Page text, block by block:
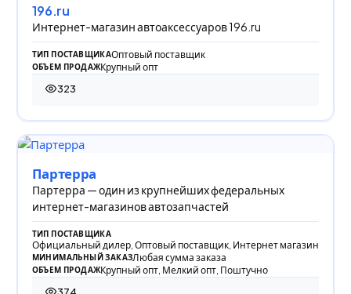
196.ru
Интернет-магазин автоаксессуаров 196.ru
ТИП ПОСТАВЩИКАОптовый поставщик
ОБЪЕМ ПРОДАЖКрупный опт
323
323 просмотра
Партерра
Партерра — один из крупнейших федеральных
интернет-магазинов автозапчастей
ТИП ПОСТАВЩИКА
Официальный дилер, Оптовый поставщик, Интернет магазин
МИНИМАЛЬНЫЙ ЗАКАЗЛюбая сумма заказа
ОБЪЕМ ПРОДАЖКрупный опт, Мелкий опт, Поштучно